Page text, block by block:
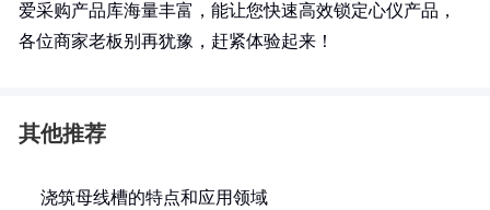
爱采购产品库海量丰富，能让您快速高效锁定心仪产品，
各位商家老板别再犹豫，赶紧体验起来！
其他推荐
浇筑母线槽的特点和应用领域